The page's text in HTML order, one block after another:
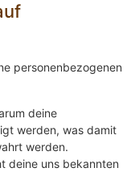
personenbezogenen
deine
werden, was damit
werden.
deine uns bekannten